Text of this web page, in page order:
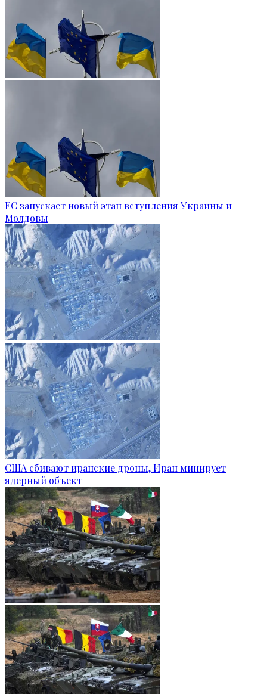
ЕС запускает новый этап вступления Украины и
Молдовы
США сбивают иранские дроны, Иран минирует
ядерный объект